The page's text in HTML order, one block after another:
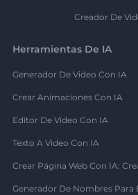
Creador De
Herramientas De IA
Generador De Video Con IA
Crear Animaciones Con IA
Editor De Video Con IA
Texto A Video Con IA
Crear Página Web Con IA:
Generador De Nombres Para